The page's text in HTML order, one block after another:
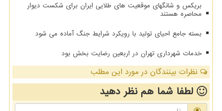
بریکس و شانگهای موقعیت های طلایی ایران برای شکست دیوار
محاصره هستند
بسته جامع احیای تولید با رویکرد شرایط جنگ آماده می شود
خدمات شهرداری تهران در اربعین رضایت بخش بود
نظرات بینندگان در مورد این مطلب
لطفا شما همنظر دهید